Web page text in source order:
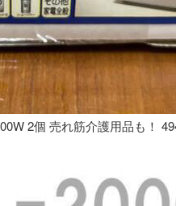
2個 売れ筋介護用品も！